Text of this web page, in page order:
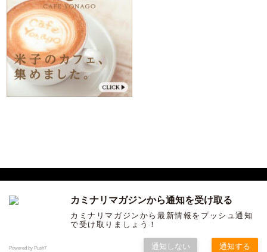
カミナリマガジンから通知を受け取る
カミナリマガジンから最新情報をプッシュ通知
で受け取りましょう！
Powered by Push7 通知しない 通知する